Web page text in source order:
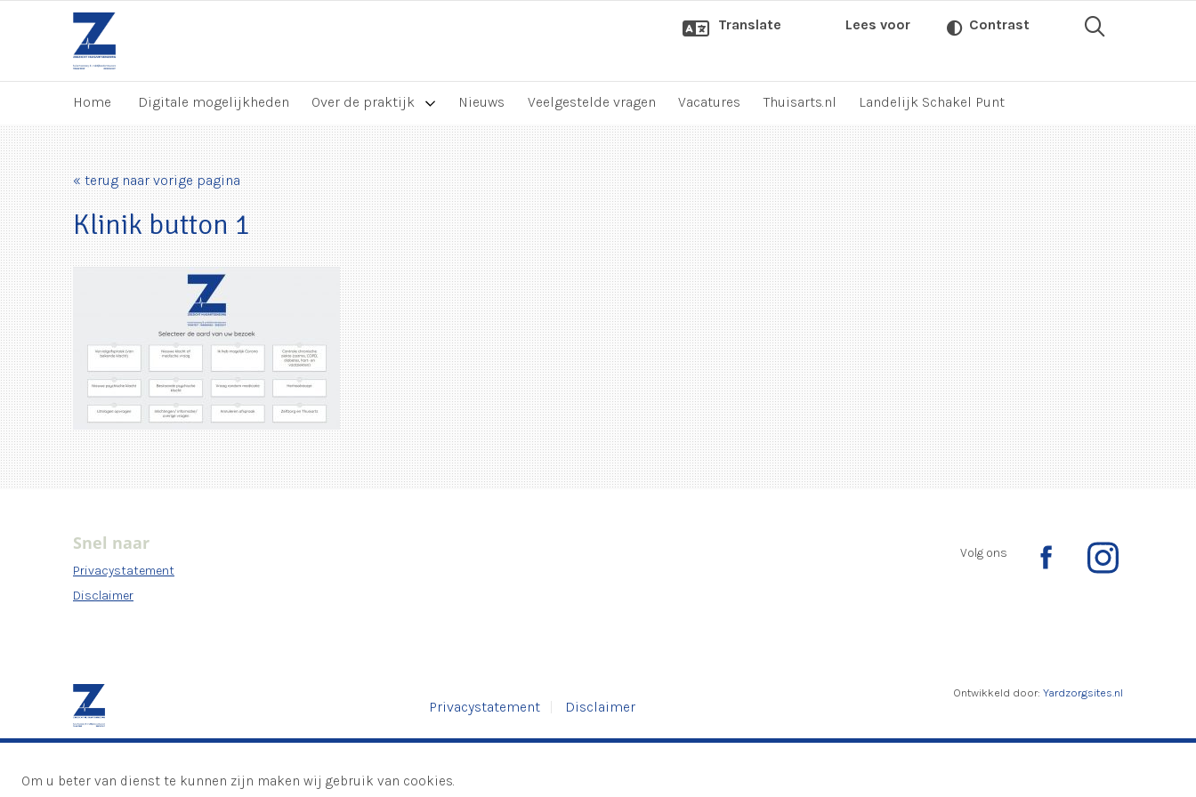
Translate Lees voor Contrast
Home Digitale mogelijkheden Over de praktijk Nieuws Veelgestelde vragen Vacatures Thuisarts.nl Landelijk Schakel Punt
« terug naar vorige pagina
Klinik button 1
Snel naar
Privacystatement
Disclaimer
Volg ons
Privacystatement Disclaimer
Ontwikkeld door: Yardzorgsites.nl
Om u beter van dienst te kunnen zijn maken wij gebruik van cookies.